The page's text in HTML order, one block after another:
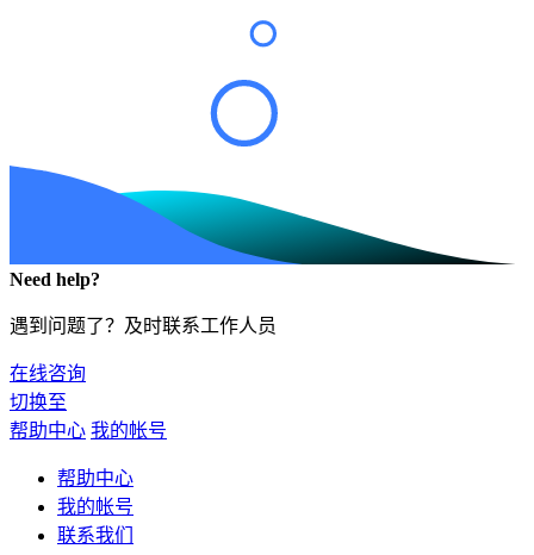
Need help?
遇到问题了？及时联系工作人员
在线咨询
切换至
帮助中心 我的帐号
帮助中心
我的帐号
联系我们